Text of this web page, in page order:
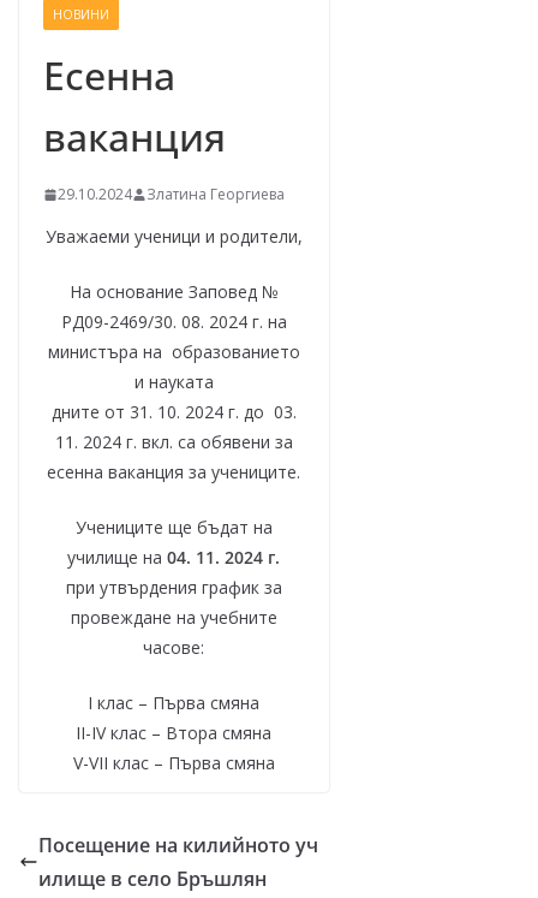
НОВИНИ
Есенна
ваканция
29.10.2024 Златина Георгиева
Уважаеми ученици и родители,
На основание Заповед №
РД09-2469/30. 08. 2024 г. на
министъра на образованието
и науката
дните от 31. 10. 2024 г. до 03.
11. 2024 г. вкл. са обявени за
есенна ваканция за учениците.
Учениците ще бъдат на
училище на04. 11. 2024 г.
при утвърдения график за
провеждане на учебните
часове:
I клас – Първа смяна
II-IV клас – Втора смяна
V-VII клас – Първа смяна
Посещение на килийното уч
илище в село Бръшлян